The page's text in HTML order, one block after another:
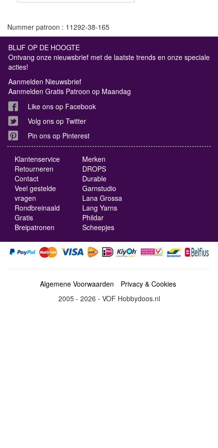
Nummer patroon : 11292-38-165
BLIJF OP DE HOOGTE
Ontvang onze nieuwsbrief met de laatste trends en onze speciale
acties!
Aanmelden Nieuwsbrief
Aanmelden Gratis Patroon op Maandag
Like ons op Facebook
Volg ons op Twitter
Pin ons op Pinterest
Klantenservice
Retourneren
Contact
Veel gestelde
vragen
Rondbreinaald
Gratis
Breipatronen
Merken
DROPS
Durable
Garnstudio
Lana Grossa
Lang Yarns
Phildar
Scheepjes
Algemene Voorwaarden
Privacy & Cookies
2005 - 2026 - VOF Hobbydoos.nl